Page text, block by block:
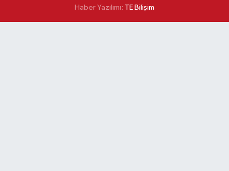
Haber Yazılımı: TE Bilişim